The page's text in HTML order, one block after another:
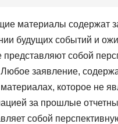
материалы содержат
будущих событий и
представляют собой
Любое заявление,
которое не
за прошлые
собой